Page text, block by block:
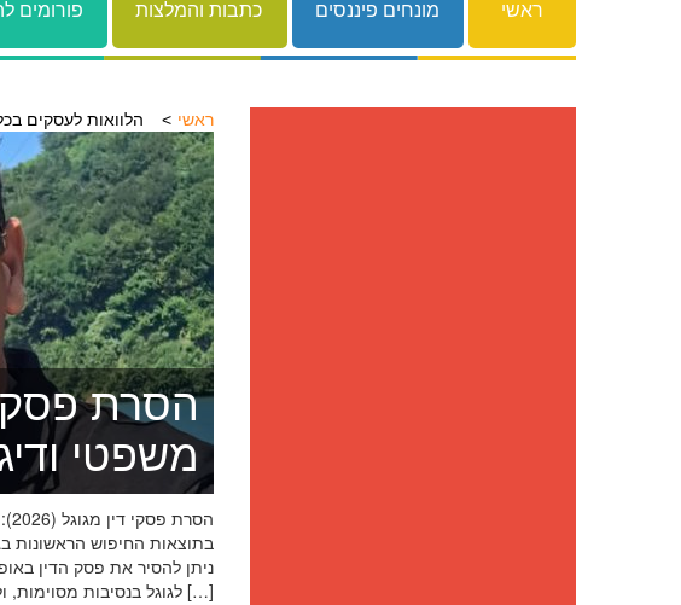
ראשי מונחים פיננסים כתבות והמלצות פורומים
ראשי הלוואות לעסקים
הסרת פסקי
משפטי
בתוצאות החיפוש הראשונות
ניתן להסיר את פסק הדין
לגוגל בנסיבות מסוימות, ולדחוק את התוצאה השלילית לדפים מאוחרים יותר […]